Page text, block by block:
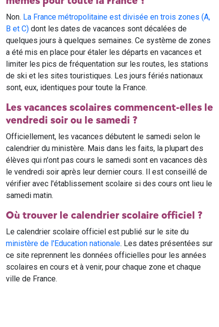
Non. La France métropolitaine est divisée en trois zones (A,
B et C) dont les dates de vacances sont décalées de
quelques jours à quelques semaines. Ce système de zones
a été mis en place pour étaler les départs en vacances et
limiter les pics de fréquentation sur les routes, les stations
de ski et les sites touristiques. Les jours fériés nationaux
sont, eux, identiques pour toute la France.
Les vacances scolaires commencent-elles le
vendredi soir ou le samedi ?
Officiellement, les vacances débutent le samedi selon le
calendrier du ministère. Mais dans les faits, la plupart des
élèves qui n'ont pas cours le samedi sont en vacances dès
le vendredi soir après leur dernier cours. Il est conseillé de
vérifier avec l'établissement scolaire si des cours ont lieu le
samedi matin.
Où trouver le calendrier scolaire officiel ?
Le calendrier scolaire officiel est publié sur le site du
ministère de l'Education nationale. Les dates présentées sur
ce site reprennent les données officielles pour les années
scolaires en cours et à venir, pour chaque zone et chaque
ville de France.